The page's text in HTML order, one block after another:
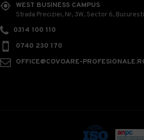
WEST BUSINESS CAMPUS
Strada Preciziei, Nr, 3W, Sector 6, Bucuresti
0314 100 110
0740 230 170
OFFICE@COVOARE-